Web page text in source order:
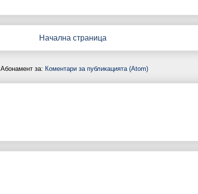
Начална страница
Абонамент за: Коментари за публикацията (Atom)